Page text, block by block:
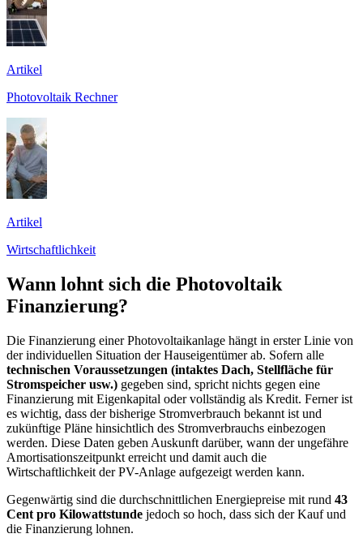
Artikel
Photovoltaik Rechner
Artikel
Wirtschaftlichkeit
Wann lohnt sich die Photovoltaik
Finanzierung?
Die Finanzierung einer Photovoltaikanlage hängt in erster Linie von
der individuellen Situation der Hauseigentümer ab. Sofern alle
technischen Voraussetzungen (intaktes Dach, Stellfläche für
Stromspeicher usw.) gegeben sind, spricht nichts gegen eine
Finanzierung mit Eigenkapital oder vollständig als Kredit. Ferner ist
es wichtig, dass der bisherige Stromverbrauch bekannt ist und
zukünftige Pläne hinsichtlich des Stromverbrauchs einbezogen
werden. Diese Daten geben Auskunft darüber, wann der ungefähre
Amortisationszeitpunkt erreicht und damit auch die
Wirtschaftlichkeit der PV-Anlage aufgezeigt werden kann.
Gegenwärtig sind die durchschnittlichen Energiepreise mit rund 43
Cent pro Kilowattstunde jedoch so hoch, dass sich der Kauf und
die Finanzierung lohnen.